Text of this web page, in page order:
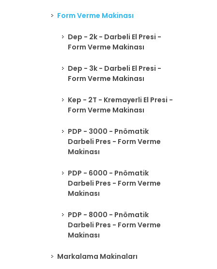
Form Verme Makinası
Dep - 2k - Darbeli El Presi -
Form Verme Makinası
Dep - 3k - Darbeli El Presi -
Form Verme Makinası
Kep - 2T - Kremayerli El Presi -
Form Verme Makinası
PDP - 3000 - Pnömatik
Darbeli Pres - Form Verme
Makinası
PDP - 6000 - Pnömatik
Darbeli Pres - Form Verme
Makinası
PDP - 8000 - Pnömatik
Darbeli Pres - Form Verme
Makinası
Markalama Makinaları